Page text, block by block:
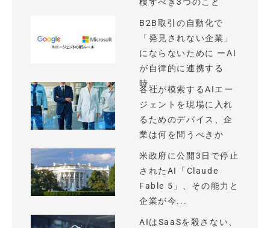
検すべき3つのこと
B2B取引の自動化で
「発見されない企業」
にならないために ーAI
が自律的に連携する
時...
各社が模索するAIエー
ジェントを現場に入れ
るためのデバイス、企
業は何を問うべきか
米政府に公開3日で停止
されたAI「Claude
Fable 5」、その能力と
企業が今...
AIはSaaSを殺さない、